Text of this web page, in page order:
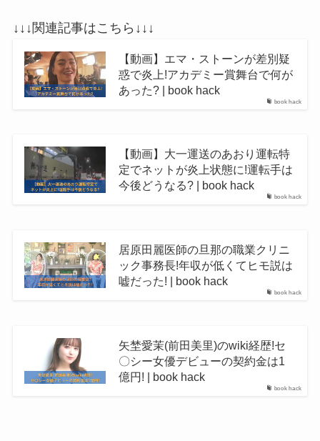
↓↓↓関連記事はこちら↓↓↓
book hack
【動画】エマ・ストーンが差別疑
惑で炎上!アカデミー賞舞台で何が
あった? | book hack
book hack
【動画】大一運送のあおり運転特
定でネットが炎上状態に!運転手は
今後どうなる? | book hack
book hack
居原田麗医師の旦那の職業クリニ
ック事務長!年収が低くてヒモ説は
嘘だった! | book hack
book hack
矢埜愛茉(前田美里)のwiki経歴!セ
〇シー女優デビューの契約金は1
億円! | book hack